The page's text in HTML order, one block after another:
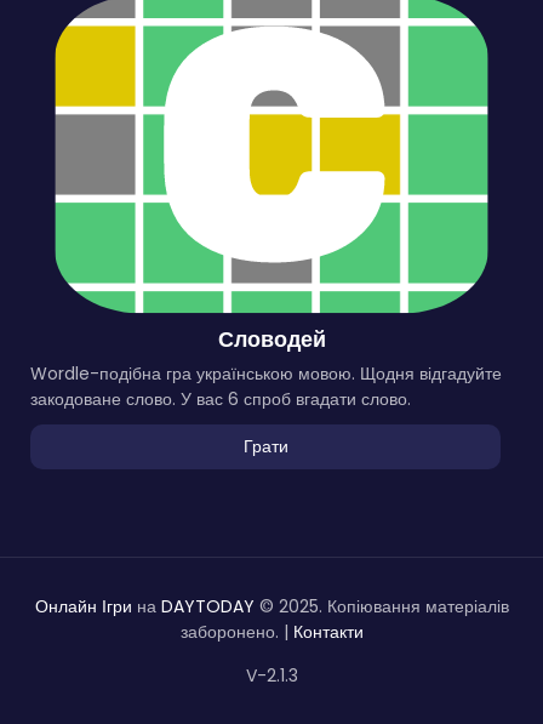
Словодей
Wordle-подібна гра українською мовою. Щодня відгадуйте
закодоване слово. У вас 6 спроб вгадати слово.
Грати
Онлайн Ігри на DAYTODAY © 2025. Копіювання матеріалів
заборонено. | Контакти
V-2.1.3